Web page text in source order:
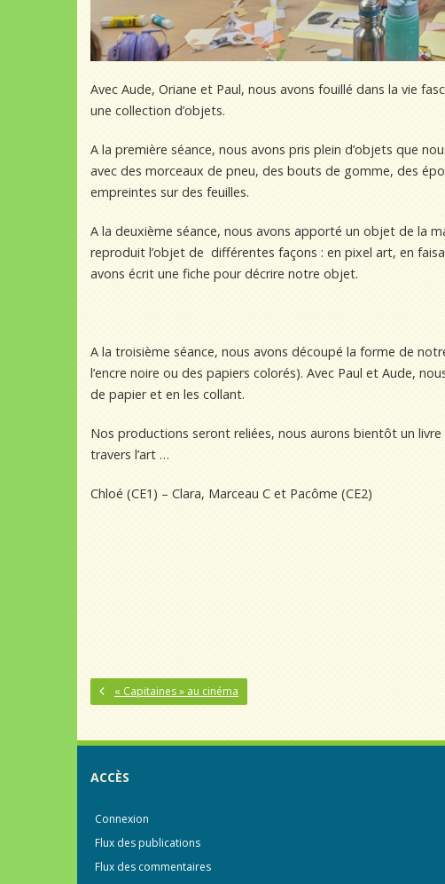
Avec Aude, Oriane et Paul, nous avons fouillé dans la vie
une collection d’objets.
A la première séance, nous avons pris plein d’objets que
avec des morceaux de pneu, des bouts de gomme, des
empreintes sur des feuilles.
A la deuxième séance, nous avons apporté un objet de la
reproduit l’objet de différentes façons : en pixel art, en
avons écrit une fiche pour décrire notre objet.
A la troisième séance, nous avons découpé la forme de
l’encre noire ou des papiers colorés). Avec Paul et Aude,
de papier et en les collant.
Nos productions seront reliées, nous aurons bientôt un
travers l’art …
Chloé (CE1) – Clara, Marceau C et Pacôme (CE2)
« Capitaines » au cinéma
ACCÈS
Connexion
Flux des publications
Flux des commentaires